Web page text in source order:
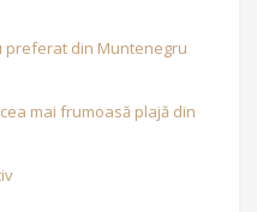
preferat din Muntenegru
mai frumoasă plajă din